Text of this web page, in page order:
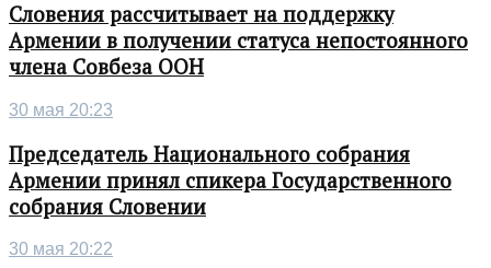
Словения рассчитывает на поддержку
Армении в получении статуса непостоянного
члена Совбеза ООН
30 мая 20:23
Председатель Национального собрания
Армении принял спикера Государственного
собрания Словении
30 мая 20:22